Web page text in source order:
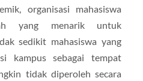
organisasi mahasiswa
yang menarik untuk
sedikit mahasiswa yang
kampus sebagai tempat
tidak diperoleh secara